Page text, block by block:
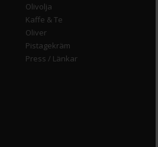
Olivolja
Kaffe & Te
Oliver
Pistagekräm
Press / Länkar